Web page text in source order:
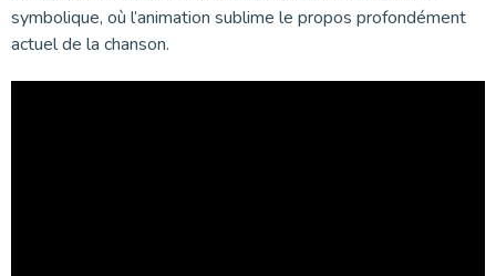
symbolique, où l’animation sublime le propos profondément
actuel de la chanson.